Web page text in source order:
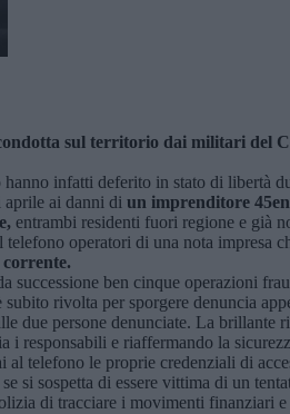
sul territorio dai militari
infatti deferito in stato di libertà
aprile ai danni di un imprenditore
entrambi residenti fuori regione e già
operatori di una nota impresa
corrente.
successione ben cinque operazioni
rivolta per sporgere denuncia
due persone denunciate. La
i responsabili e riaffermando la
telefono le proprie credenziali di
si sospetta di essere vittima di un
di tracciare i movimenti finanziari